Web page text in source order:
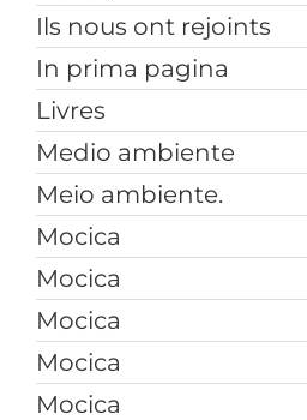
Ils nous ont rejoints
In prima pagina
Livres
Medio ambiente
Meio ambiente.
Mocica
Mocica
Mocica
Mocica
Mocica